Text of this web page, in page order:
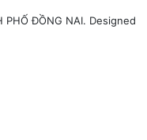
ĐỒNG NAI. Designed